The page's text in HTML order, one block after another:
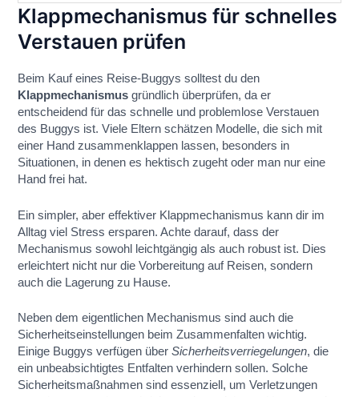
Klappmechanismus für schnelles
Verstauen prüfen
Beim Kauf eines Reise-Buggys solltest du den
Klappmechanismus gründlich überprüfen, da er
entscheidend für das schnelle und problemlose Verstauen
des Buggys ist. Viele Eltern schätzen Modelle, die sich mit
einer Hand zusammenklappen lassen, besonders in
Situationen, in denen es hektisch zugeht oder man nur eine
Hand frei hat.
Ein simpler, aber effektiver Klappmechanismus kann dir im
Alltag viel Stress ersparen. Achte darauf, dass der
Mechanismus sowohl leichtgängig als auch robust ist. Dies
erleichtert nicht nur die Vorbereitung auf Reisen, sondern
auch die Lagerung zu Hause.
Neben dem eigentlichen Mechanismus sind auch die
Sicherheitseinstellungen beim Zusammenfalten wichtig.
Einige Buggys verfügen überSicherheitsverriegelungen, die
ein unbeabsichtigtes Entfalten verhindern sollen. Solche
Sicherheitsmaßnahmen sind essenziell, um Verletzungen